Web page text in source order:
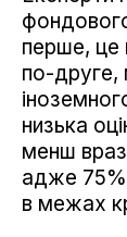
перше, це
по-друге,
низька
менш
адже 75%
в межах